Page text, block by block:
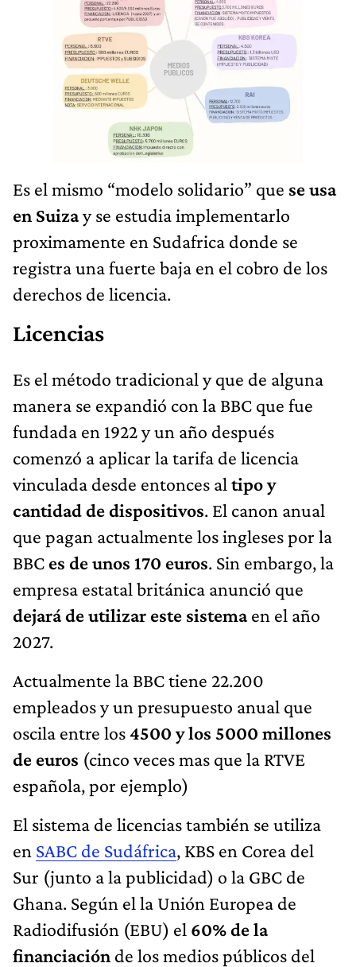
Es el mismo “modelo solidario” que se usa
en Suizay se estudia implementarlo
proximamente en Sudafrica donde se
registra una fuerte baja en el cobro de los
derechos de licencia.
Licencias
Es el método tradicional y que de alguna
manera se expandió con la BBC que fue
fundada en 1922 y un año después
comenzó a aplicar la tarifa de licencia
vinculada desde entonces al tipo y
cantidad de dispositivos. El canon anual
que pagan actualmente los ingleses por la
BBC es de unos 170 euros. Sin embargo, la
empresa estatal británica anunció que
dejará de utilizar este sistemaen el año
2027.
Actualmente la BBC tiene 22.200
empleados y un presupuesto anual que
oscila entre los4500 y los 5000 millones
de euros (cinco veces mas que la RTVE
española, por ejemplo)
El sistema de licencias también se utiliza
en SABC de Sudáfrica, KBS en Corea del
Sur (junto a la publicidad) o la GBC de
Ghana. Según el la Unión Europea de
Radiodifusión (EBU) el 60% de la
financiación de los medios públicos del